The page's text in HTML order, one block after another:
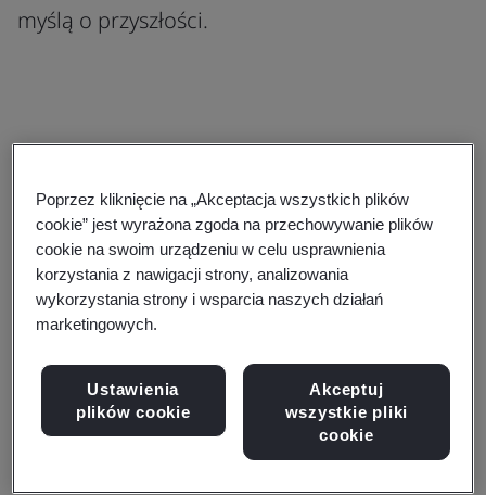
myślą o przyszłości.
Nasze dziedzictwo stanowi
fundament sposobu, w jaki
odpowiadamy na dzisiejsze
wyzwania – niezależnie od tego, czy
chodzi o rozwój sztucznej inteligencji,
czy o walkę z bakteriami opornymi
na antybiotyki.
Poprzez kliknięcie na „Akceptacja wszystkich plików
cookie” jest wyrażona zgoda na przechowywanie plików
cookie na swoim urządzeniu w celu usprawnienia
korzystania z nawigacji strony, analizowania
wykorzystania strony i wsparcia naszych działań
marketingowych.
Ustawienia
plików cookie
Akceptuj
wszystkie pliki
cookie